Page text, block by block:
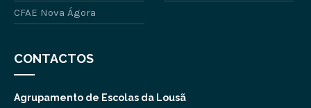
CFAE Nova Ágora
CONTACTOS
Agrupamento de Escolas da Lousã